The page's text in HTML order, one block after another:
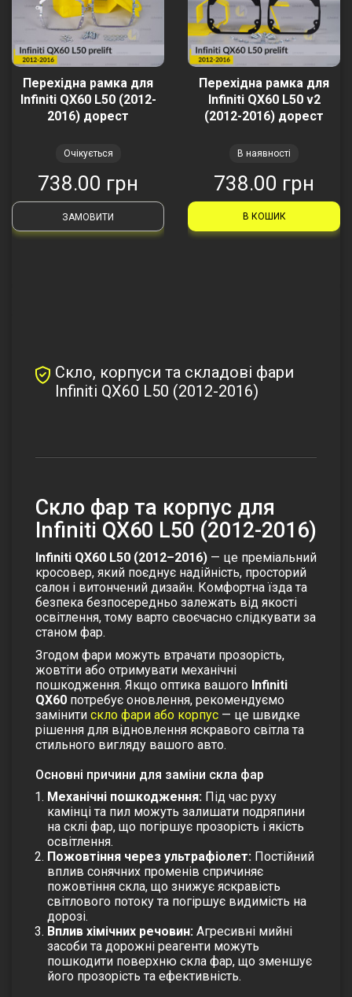
Перехідна рамка для
Infiniti QX60 L50 (2012-
2016) дорест
Очікується
738.00 грн
ЗАМОВИТИ
Перехідна рамка для
Infiniti QX60 L50 v2
(2012-2016) дорест
В наявності
738.00 грн
В КОШИК
Скло, корпуси та складові фари
Infiniti QX60 L50 (2012-2016)
Скло фар та корпус для
Infiniti QX60 L50 (2012-2016)
Infiniti QX60 L50 (2012–2016) — це преміальний
кросовер, який поєднує надійність, просторий
салон і витончений дизайн. Комфортна їзда та
безпека безпосередньо залежать від якості
освітлення, тому варто своєчасно слідкувати за
станом фар.
Згодом фари можуть втрачати прозорість,
жовтіти або отримувати механічні
пошкодження. Якщо оптика вашого Infiniti
QX60 потребує оновлення, рекомендуємо
замінити скло фари або корпус — це швидке
рішення для відновлення яскравого світла та
стильного вигляду вашого авто.
Основні причини для заміни скла фар
Механічні пошкодження: Під час руху
камінці та пил можуть залишати подряпини
на склі фар, що погіршує прозорість і якість
освітлення.
Пожовтіння через ультрафіолет: Постійний
вплив сонячних променів спричиняє
пожовтіння скла, що знижує яскравість
світлового потоку та погіршує видимість на
дорозі.
Вплив хімічних речовин: Агресивні мийні
засоби та дорожні реагенти можуть
пошкодити поверхню скла фар, що зменшує
його прозорість та ефективність.